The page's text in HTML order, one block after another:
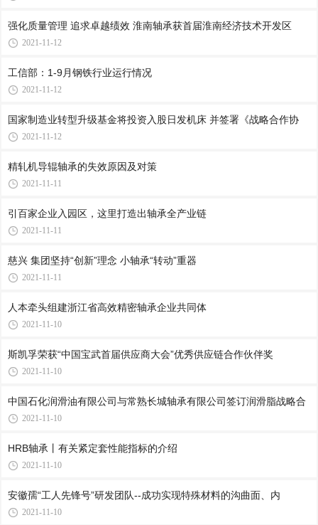
强化质量管理 追求卓越绩效 淮南轴承获首届淮南经济技术开发区
2021-11-12
工信部：1-9月钢铁行业运行情况
2021-11-12
国家制造业转型升级基金将投资入股日发机床 并签署《战略合作协
2021-11-12
精轧机导辊轴承的失效原因及对策
2021-11-11
引百家企业入园区，这里打造出轴承全产业链
2021-11-11
慈兴 集团坚持“创新”理念 小轴承“转动”重器
2021-11-11
人本牵头组建浙江省高效精密轴承企业共同体
2021-11-10
斯凯孚荣获“中国宝武首届供应商大会”优秀供应链合作伙伴奖
2021-11-10
中国石化润滑油有限公司与常熟长城轴承有限公司签订润滑脂战略合
2021-11-10
HRB轴承丨有关紧定套性能指标的介绍
2021-11-10
安徽孺“工人先锋号”研发团队--成功实现特殊材料的沟曲面、内
2021-11-10